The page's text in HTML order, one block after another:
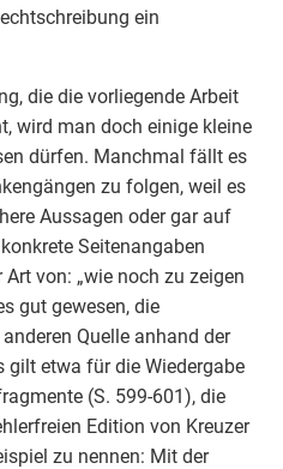
ein
die die vorliegende Arbeit
wird man doch einige kleine
dürfen. Manchmal fällt es
zu folgen, weil es
Aussagen oder gar auf
Seitenangaben
von: „wie noch zu zeigen
gut gewesen, die
Quelle anhand der
gilt etwa für die Wiedergabe
(S. 599-601), die
Edition von Kreuzer
zu nennen: Mit der